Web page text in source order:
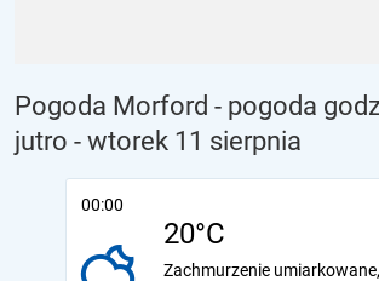
Pogoda Morford - pogoda
jutro - wtorek 11 sierpnia
00:00
20°C
Zachmurzenie